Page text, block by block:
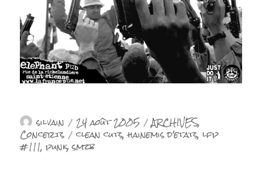
Auteur
silvain Publié
le
24 août 2005 Catégories
ARCHIVES,
Concerts Étiquettes
clean cuts,hainemis d'etats,lfp
#111,punk,smzb